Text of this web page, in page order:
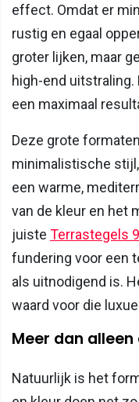
effect. Omdat er
rustig en egaal
groter lijken, maar
high-end
een maximaal
Deze grote
minimalistische
een warme,
van de kleur en het
juiste Terrastegels
fundering voor een
als uitnodigend is.
waard voor die
Meer dan alleen
Natuurlijk is het